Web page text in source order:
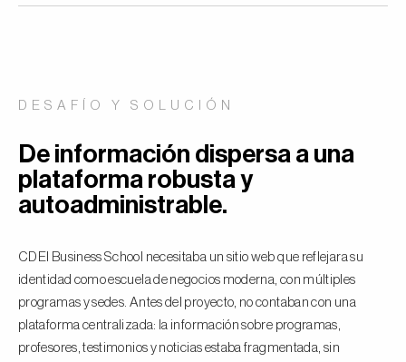
DESAFÍO Y SOLUCIÓN
De información dispersa a una
plataforma robusta y
autoadministrable.
CDEI Business School necesitaba un sitio web que reflejara su
identidad como escuela de negocios moderna, con múltiples
programas y sedes. Antes del proyecto, no contaban con una
plataforma centralizada: la información sobre programas,
profesores, testimonios y noticias estaba fragmentada, sin